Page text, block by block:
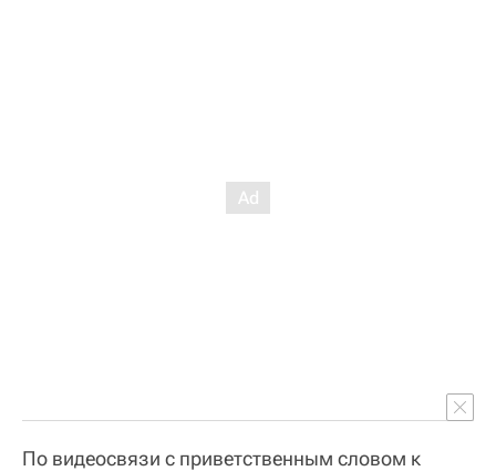
По видеосвязи с приветственным словом к